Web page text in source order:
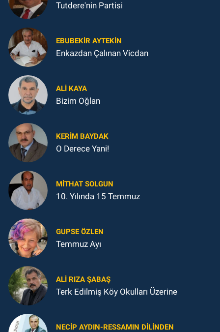
Tutdere'nin Partisi
EBUBEKIR AYTEKIN
Enkazdan Çalınan Vicdan
ALI KAYA
Bizim Oğlan
KERIM BAYDAK
O Derece Yani!
MITHAT SOLGUN
10. Yılında 15 Temmuz
GUPSE ÖZLEN
Temmuz Ayı
ALI RIZA ŞABAŞ
Terk Edilmiş Köy Okulları Üzerine
NECIP AYDIN-RESSAMIN DILINDEN